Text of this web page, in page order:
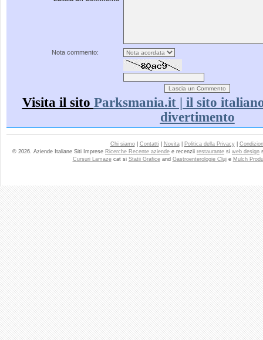
Nota commento:
Visita il sito Parksmania.it | il sito
divertimento
Chi siamo| Contatti| Novita| Politica della Privacy|
© 2026. Aziende Italiane Siti Imprese Ricerche Recente aziende e recenzii restaurante si web design
Cursuri Lamazecat si Statii Graficeand Gastroenterologie Cluje Mulch